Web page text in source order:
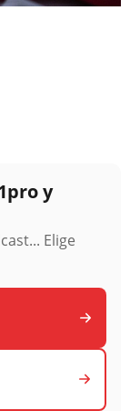
y
Elige